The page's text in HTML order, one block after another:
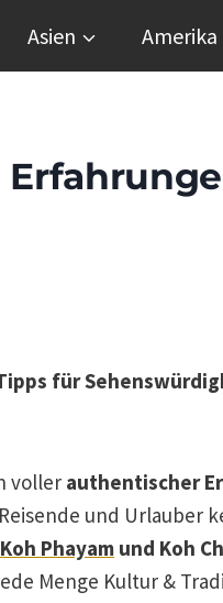
Asien Amerika
für
voller authentischer
und Urlauber
Koh Phayam und Koh
Menge Kultur &